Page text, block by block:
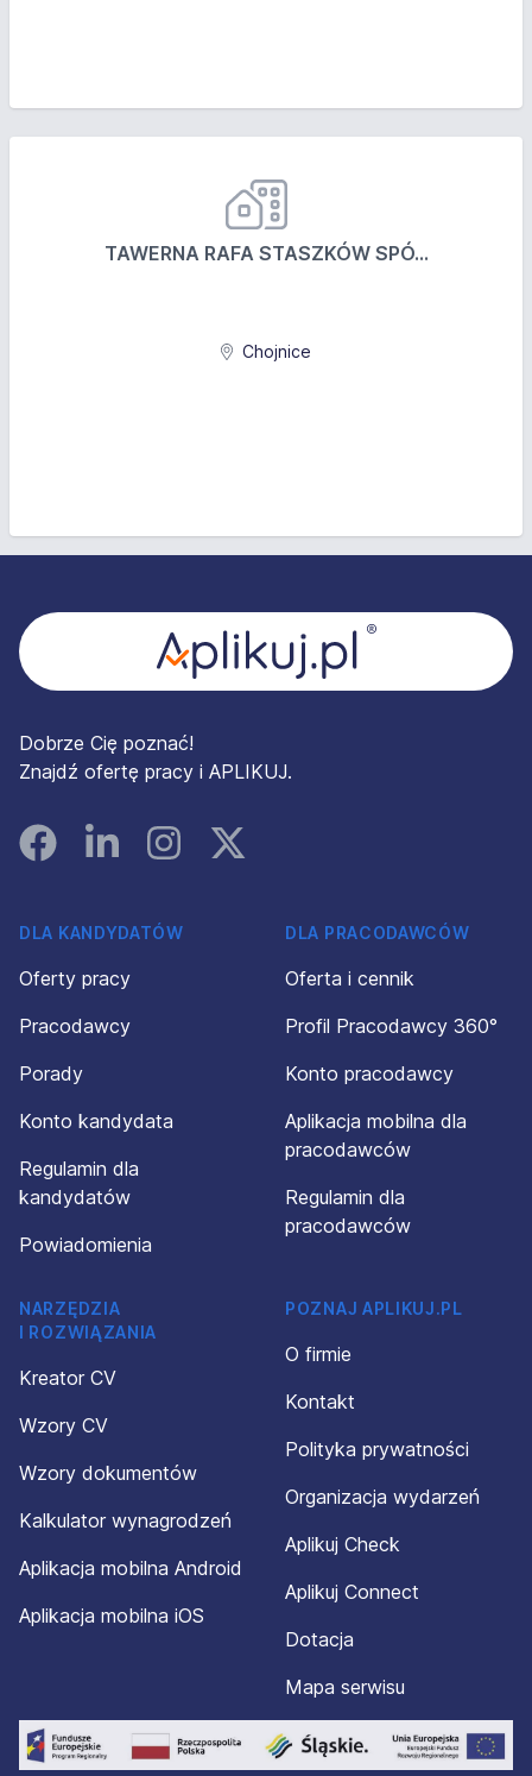
TAWERNA RAFA STASZKÓW SPÓ...
Chojnice
Dobrze Cię poznać!
Znajdź ofertę pracy i APLIKUJ.
FacebookLinked InInstagramInstagram
DLA KANDYDATÓW
Oferty pracy
Pracodawcy
Porady
Konto kandydata
Regulamin dla
kandydatów
Powiadomienia
DLA PRACODAWCÓW
Oferta i cennik
Profil Pracodawcy 360°
Konto pracodawcy
Aplikacja mobilna dla
pracodawców
Regulamin dla
pracodawców
NARZĘDZIA
I ROZWIĄZANIA
Kreator CV
Wzory CV
Wzory dokumentów
Kalkulator wynagrodzeń
Aplikacja mobilna Android
Aplikacja mobilna iOS
POZNAJ APLIKUJ.PL
O firmie
Kontakt
Polityka prywatności
Organizacja wydarzeń
Aplikuj Check
Aplikuj Connect
Dotacja
Mapa serwisu